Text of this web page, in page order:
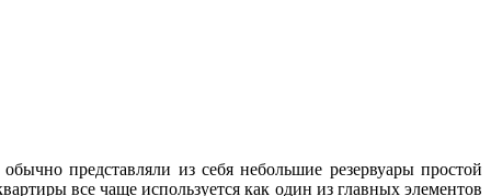
представляли из себя небольшие резервуары простой
все чаще используется как один из главных элементов